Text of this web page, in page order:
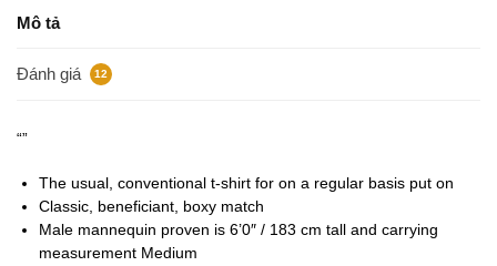
Mô tả
Đánh giá 12
“”
The usual, conventional t-shirt for on a regular basis put on
Classic, beneficiant, boxy match
Male mannequin proven is 6’0″ / 183 cm tall and carrying
measurement Medium